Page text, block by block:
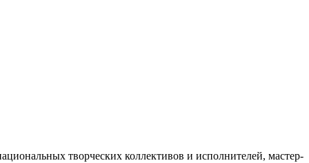
творческих коллективов и исполнителей, мастер-